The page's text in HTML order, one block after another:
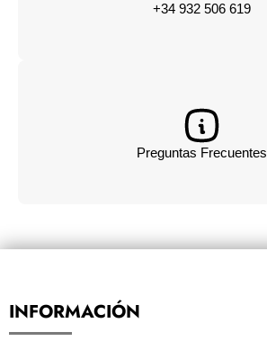
+34 932 506 619
Preguntas Frecuentes
INFORMACIÓN